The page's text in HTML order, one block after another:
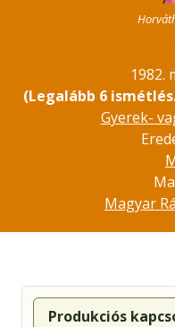
1982.
(Legalább 6
Gyerek-
Magyar
Produkciós